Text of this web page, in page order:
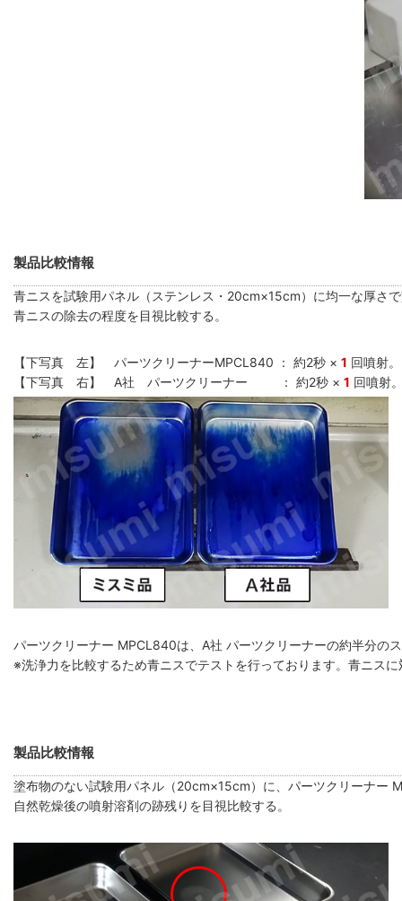
製品比較情報
青ニスを試験用パネル（ステンレス・20cm×15cm）に均一な厚さ
青ニスの除去の程度を目視比較する。
【下写真 左】 パーツクリーナーMPCL840 ： 約2秒 × 1 回噴射。
【下写真 右】 A社 パーツクリーナー ： 約2秒 × 1 回噴射
パーツクリーナー MPCL840は、A社 パーツクリーナーの約半分の
※洗浄力を比較するため青ニスでテストを行っております。青ニス
製品比較情報
塗布物のない試験用パネル（20cm×15cm）に、パーツクリーナー
自然乾燥後の噴射溶剤の跡残りを目視比較する。